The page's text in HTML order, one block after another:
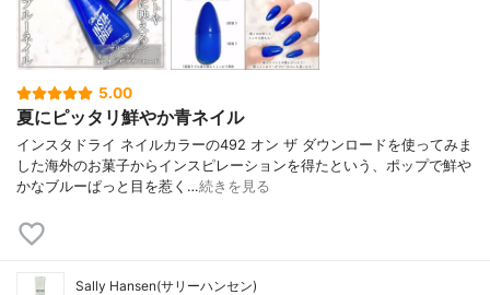
5.00
夏にピッタリ鮮やか青ネイル
インスタドライ ネイルカラーの492 オン ザ ダウンロードを使ってみま
した海外のお菓子からインスピレーションを得たという、ポップで鮮や
かなブルーぱっと目を惹く…続きを見る
Sally Hansen(サリーハンセン)